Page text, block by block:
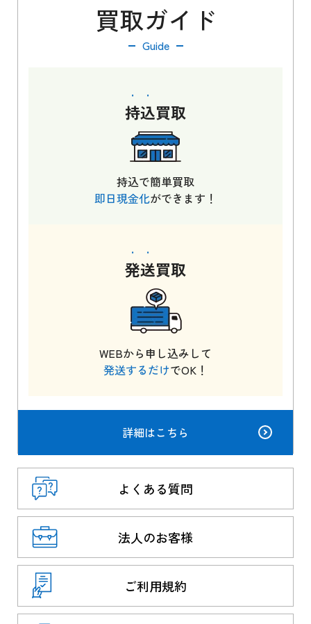
買取ガイド
Guide
持込買取
持込で簡単買取
即日現金化ができます！
発送買取
WEBから申し込みして
発送するだけでOK！
詳細はこちら
よくある質問
法人のお客様
ご利用規約